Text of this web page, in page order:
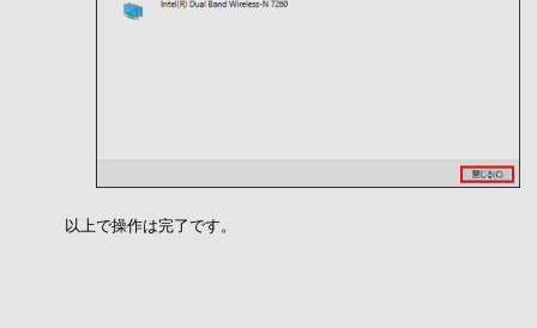
以上で操作は完了です。